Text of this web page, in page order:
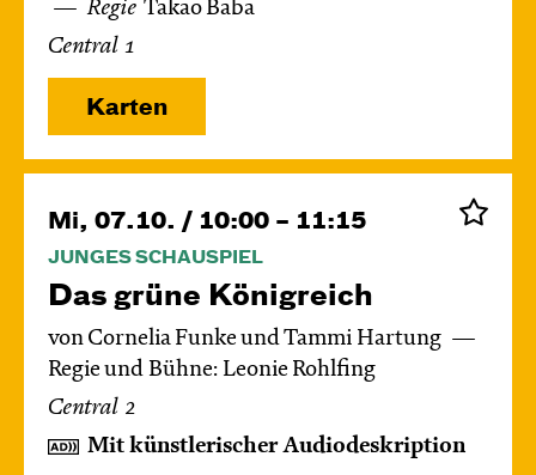
Regie Takao Baba
Central 1
Karten
Mi, 07.10. / 10:00 – 11:15
JUNGES SCHAUSPIEL
Das grüne König­reich
von Cornelia Funke und Tammi Hartung
Regie und Bühne: Leonie Rohlfing
Central 2
Mit künstlerischer Audiodeskription